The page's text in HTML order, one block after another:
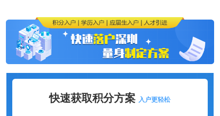
快速获取积分方案 入户更轻松